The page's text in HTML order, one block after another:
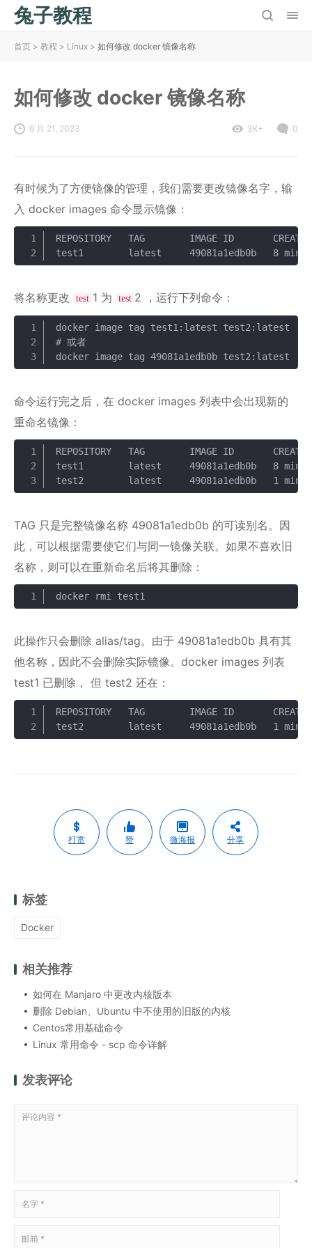
兔子教程
首页 > 教程 > Linux > 如何修改 docker 镜像名称
如何修改 docker 镜像名称
6 月 21, 2023 3K+ 0
有时候为了方便镜像的管理，我们需要更改镜像名字，输
入 docker images 命令显示镜像：
REPOSITORY   TAG        IMAGE ID 复制
将名称更改 test 1 为 test 2 ，运行下列命令：
docker image tag test1:latest test2:latest
# 或者
docker image tag 49081a1edb0b test2:latest
复制
命令运行完之后，在 docker images 列表中会出现新的
重命名镜像：
REPOSITORY   TAG        IMAGE ID
test1        latest     49081a1edb0b   8
test2        latest     49081a1edb0b   1
复制
TAG 只是完整镜像名称 49081a1edb0b 的可读别名。因
此，可以根据需要使它们与同一镜像关联。如果不喜欢旧
名称，则可以在重新命名后将其删除：
docker rmi test1
此操作只会删除 alias/tag。由于 49081a1edb0b 具有其
他名称，因此不会删除实际镜像。docker images 列表
test1 已删除， 但 test2 还在：
REPOSITORY   TAG        IMAGE ID
test2        latest     49081a1edb0b   1
复制
打赏 赞 微海报 分享
标签
Docker
相关推荐
如何在 Manjaro 中更改内核版本
删除 Debian、Ubuntu 中不使用的旧版的内核
Centos常用基础命令
Linux 常用命令 - scp 命令详解
发表评论